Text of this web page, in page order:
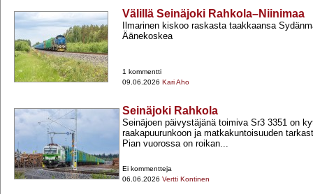
Välillä Seinäjoki Rahkola–Niinimaa
Ilmarinen kiskoo raskasta taakkaansa
Äänekoskea
1 kommentti
09.06.2026 Kari Aho
Seinäjoki Rahkola
Seinäjoen päivystäjänä toimiva Sr3 3351 on
raakapuurunkoon ja matkakuntoisuuden
Pian vuorossa on roikan...
Ei kommentteja
06.06.2026 Vertti Kontinen